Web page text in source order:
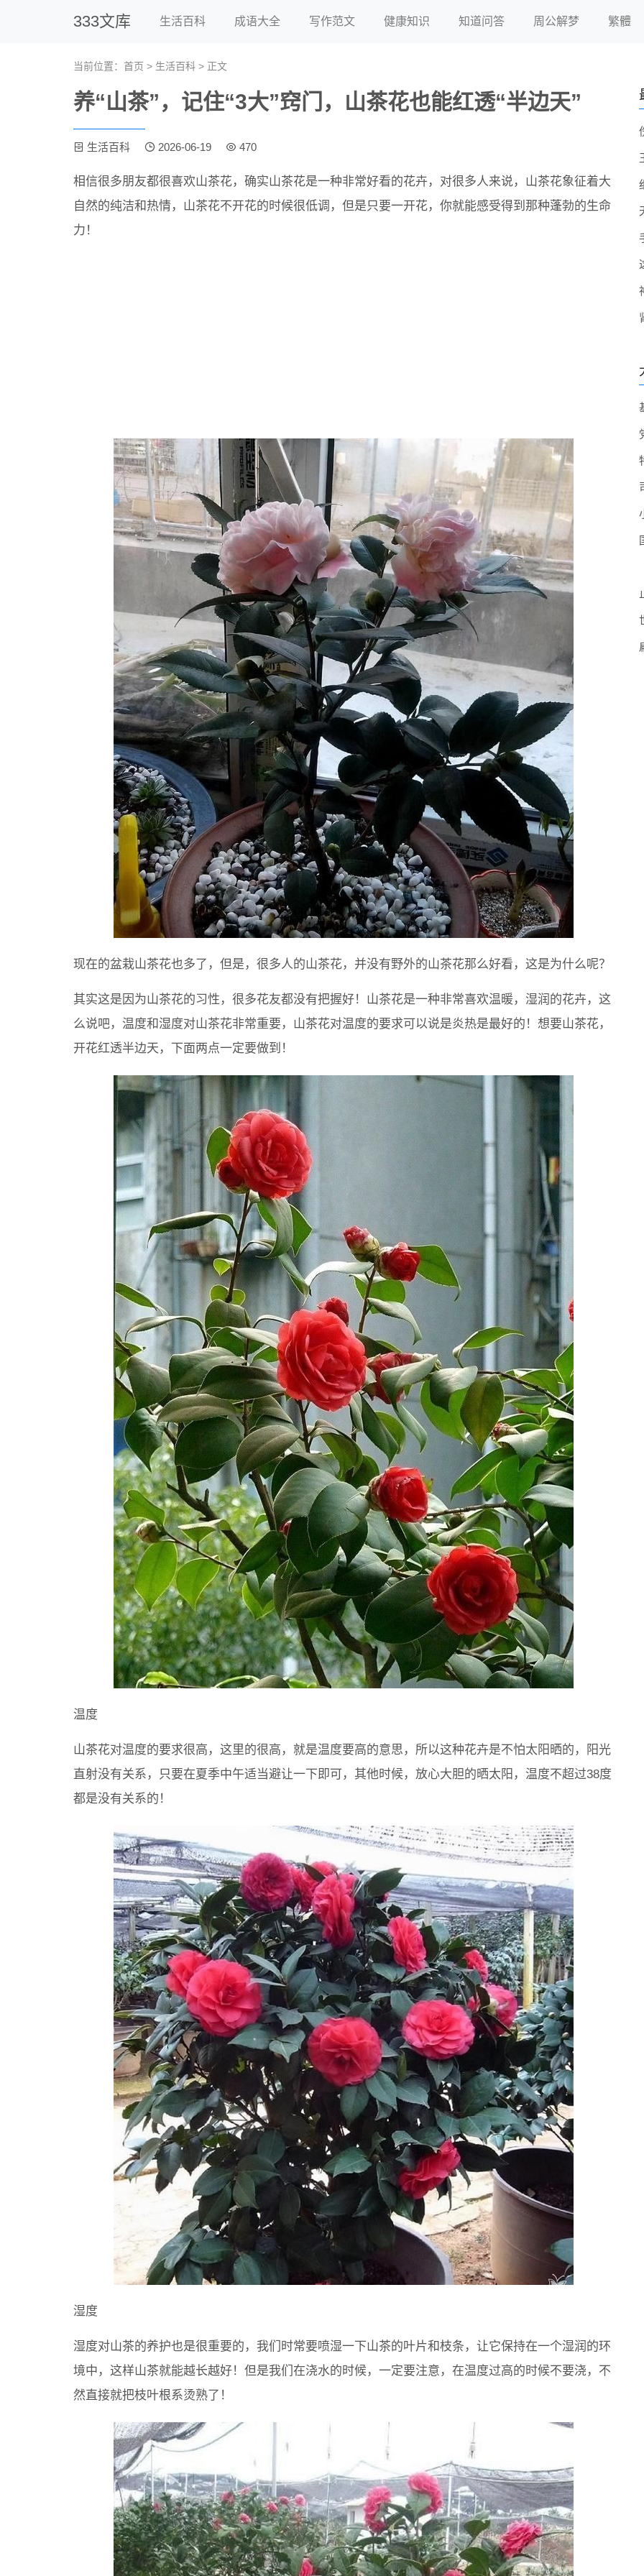
333文库 生活百科 成语大全 写作范文 健康知识 知道问答 周公解梦 繁體
当前位置： 首页 > 生活百科 > 正文
养“山茶”，记住“3大”窍门，山茶花也能红透“半边天”
生活百科 2026-06-19 470
相信很多朋友都很喜欢山茶花，确实山茶花是一种非常好看的花卉，对很多人来说，山茶花象征着大
自然的纯洁和热情，山茶花不开花的时候很低调，但是只要一开花，你就能感受得到那种蓬勃的生命
力！
现在的盆栽山茶花也多了，但是，很多人的山茶花，并没有野外的山茶花那么好看，这是为什么呢？
其实这是因为山茶花的习性，很多花友都没有把握好！山茶花是一种非常喜欢温暖，湿润的花卉，这
么说吧，温度和湿度对山茶花非常重要，山茶花对温度的要求可以说是炎热是最好的！想要山茶花，
开花红透半边天，下面两点一定要做到！
温度
山茶花对温度的要求很高，这里的很高，就是温度要高的意思，所以这种花卉是不怕太阳晒的，阳光
直射没有关系，只要在夏季中午适当避让一下即可，其他时候，放心大胆的晒太阳，温度不超过38度
都是没有关系的！
湿度
湿度对山茶的养护也是很重要的，我们时常要喷湿一下山茶的叶片和枝条，让它保持在一个湿润的环
境中，这样山茶就能越长越好！但是我们在浇水的时候，一定要注意，在温度过高的时候不要浇，不
然直接就把枝叶根系烫熟了！